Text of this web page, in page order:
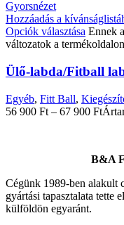
Gyorsnézet
Hozzáadás a
Opciók választása Ennek
változatok a
Ülő-labda/Fitball
Egyéb, Fitt Ball,
56 900 Ft – 67 900 Ft
B&A
Cégünk 1989-ben alakult
gyártási tapasztalata tette
külföldön egyaránt.